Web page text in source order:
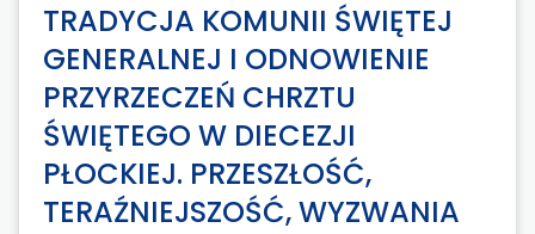
TRADYCJA KOMUNII ŚWIĘTEJ
GENERALNEJ I ODNOWIENIE
PRZYRZECZEŃ CHRZTU
ŚWIĘTEGO W DIECEZJI
PŁOCKIEJ. PRZESZŁOŚĆ,
TERAŹNIEJSZOŚĆ, WYZWANIA